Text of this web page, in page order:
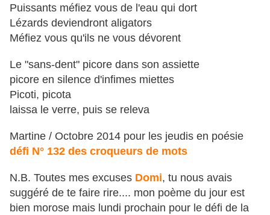
Puissants méfiez vous de l'eau qui dort
Lézards deviendront aligators
Méfiez vous qu'ils ne vous dévorent
Le "sans-dent" picore dans son assiette
picore en silence d'infimes miettes
Picoti, picota
laissa le verre, puis se releva
Martine / Octobre 2014 pour les jeudis en poésie
défi N° 132 des croqueurs de mots
N.B. Toutes mes excuses Domi, tu nous avais
suggéré de te faire rire.... mon poème du jour est
bien morose mais lundi prochain pour le défi de la